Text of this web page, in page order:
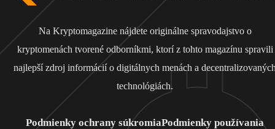
Na Kryptomagazine nájdete originálne spravodajstvo o
kryptomenách tvorené odborníkmi, ktorí z tohto magazínu spravili
najlepší zdroj informácií o digitálnych menách a
technológiách.
Podmienky ochrany súkromiaPodmienky používania